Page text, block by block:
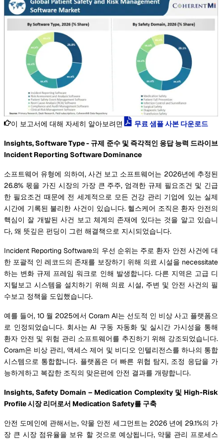
이 보고서에 대해 자세히 알아보려면 무료 샘플 사본 다운로드
Insights, Software Type - 규제 준수 및 즉각적인 응답 능력 드라이브
Incident Reporting Software Dominance
소프트웨어 유형에 의하여, 사건 보고 소프트웨어는 2026년에 추정된
26.8% 몫을 가진 시장의 가장 큰 주주, 엄격한 규제 필요조건 및 긴급
한 필요조건 때문에 전 세계적으로 모든 건강 관리 기업에 있는 실제
시간에 기록된 불리한 사건이 있습니다. 헬스케어 조직은 환자 안전의
핵심이 잘 개발된 사건 보고 체계의 존재에 있다는 것을 알고 있습니
다, 왜 뜻깊은 펀딩이 그런 해결책으로 지시되었습니다.
Incident Reporting Software의 우선 순위는 주로 환자 안전 사건에 대
한 포괄적 인 레코드의 존재를 보장하기 위해 의료 시설을 necessitate
하는 변화 규제 프레임 워크로 인해 발생합니다. 다른 지역은 고급 디
지털보고 시스템을 설치하기 위해 의료 시설, 주변 및 안전 사건의 필
수보고 정책을 도입했습니다.
예를 들어, 10 월 2025에서 Coram AI는 선도적 인 비상 사고 플랫폼으
로 인정되었습니다. 회사는 AI 구동 자동화 및 실시간 가시성을 통해
환자 안전 및 위험 관리 소프트웨어를 추진하기 위해 강조되었습니다.
Coram은 비상 관리, 액세스 제어 및 비디오 인텔리전스를 하나의 통합
시스템으로 통합합니다. 플랫폼은 더 빠른 위협 탐지, 조정 응답을 가
능하게하고 복잡한 조직의 맞은편에 안전 결과를 개량합니다.
Insights, Safety Domain – Medication Complexity 및 High-Risk
Profile 시장 리더로서 Medication Safety를 구축
안전 도메인에 관해서는, 약물 안전 세그먼트는 2026 년에 29.1%의 가
장 큰 시장 점유율을 보유 할 것으로 예상됩니다, 약물 관리 프로세스